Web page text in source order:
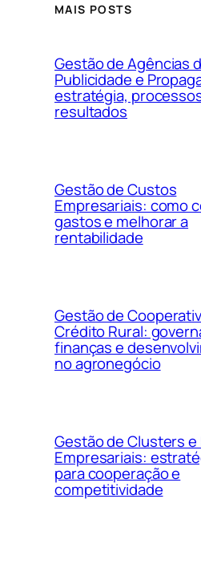
MAIS POSTS
Gestão de Agências
Publicidade e
estratégia,
resultados
Gestão de Custos
Empresariais: como
gastos e melhorar a
rentabilidade
Gestão de
Crédito Rural:
finanças e
no agronegócio
Gestão de Clusters e
Empresariais:
para cooperação e
competitividade